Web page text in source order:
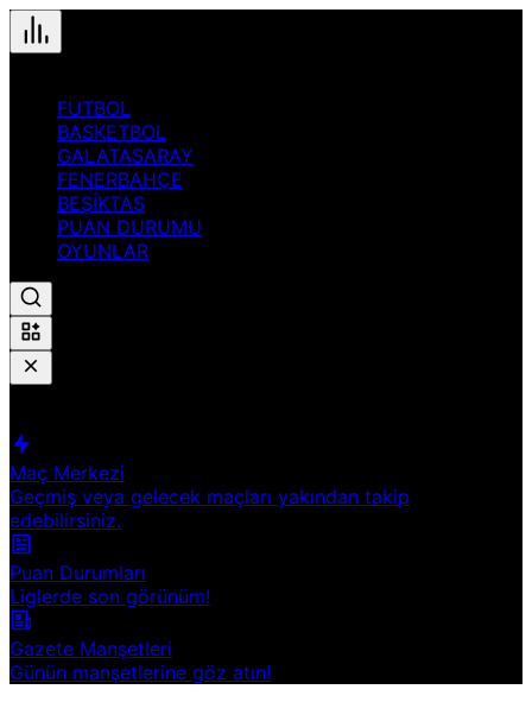
FUTBOL
BASKETBOL
GALATASARAY
FENERBAHÇE
BEŞİKTAŞ
PUAN DURUMU
OYUNLAR
Maç Merkezi
Geçmiş veya gelecek maçları yakından takip
edebilirsiniz.
Puan Durumları
Liglerde son görünüm!
Gazete Manşetleri
Günün manşetlerine göz atın!